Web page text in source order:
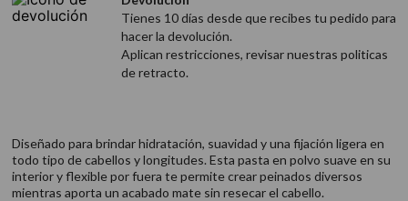
Tienes 10 días desde que recibes tu pedido para
hacer la devolución.
Aplican restricciones, revisar nuestras politicas
de retracto.
Diseñado para brindar hidratación, suavidad y una fijación ligera en
todo tipo de cabellos y longitudes. Esta pasta en polvo suave en su
interior y flexible por fuera te permite crear peinados diversos
mientras aporta un acabado mate sin resecar el cabello.